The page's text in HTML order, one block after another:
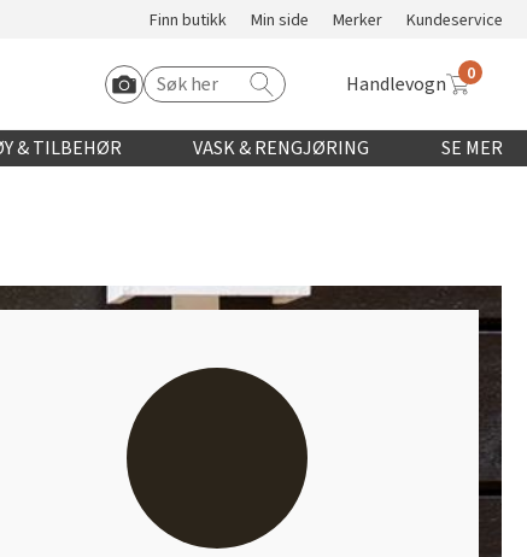
Finn butikk Min side Merker Kundeservice
Start Roomvo
Søk etter: Handlevogn 0
& TILBEHØR VASK & RENGJØRING SE MER